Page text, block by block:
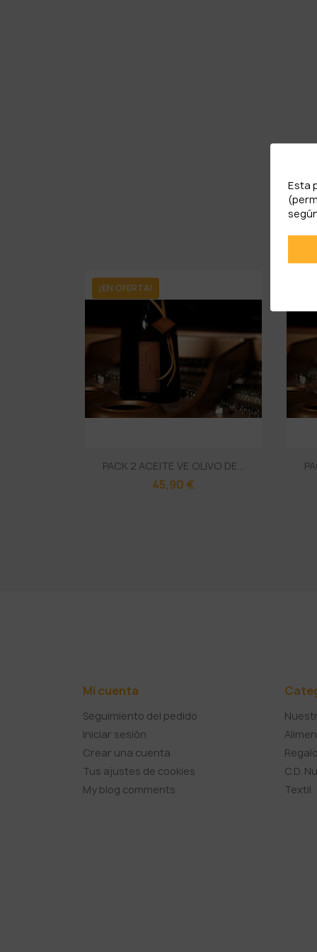
PACK 2 ACEITE VE OLIVO DE...
45,90 €
¡EN OFERTA!
Mi cuenta
Seguimiento del pedido
Iniciar sesión
Crear una cuenta
Tus ajustes de cookies
My blog comments
C.D.
Textil
Esta